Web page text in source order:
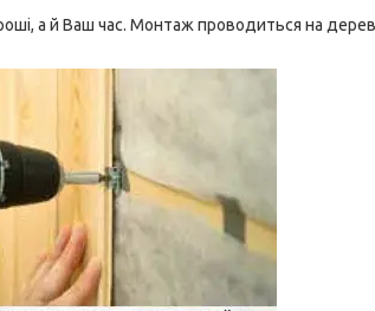
а й Ваш час. Монтаж проводиться на